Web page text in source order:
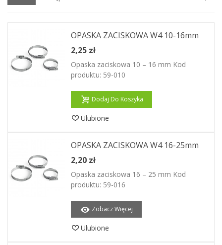
OPASKA ZACISKOWA W4 10-16mm
2,25 zł
Opaska zaciskowa 10 – 16 mm Kod
produktu: 59-010
Dodaj Do Koszyka
Ulubione
OPASKA ZACISKOWA W4 16-25mm
2,20 zł
Opaska zaciskowa 16 – 25 mm Kod
produktu: 59-016
Zobacz Więcej
Ulubione